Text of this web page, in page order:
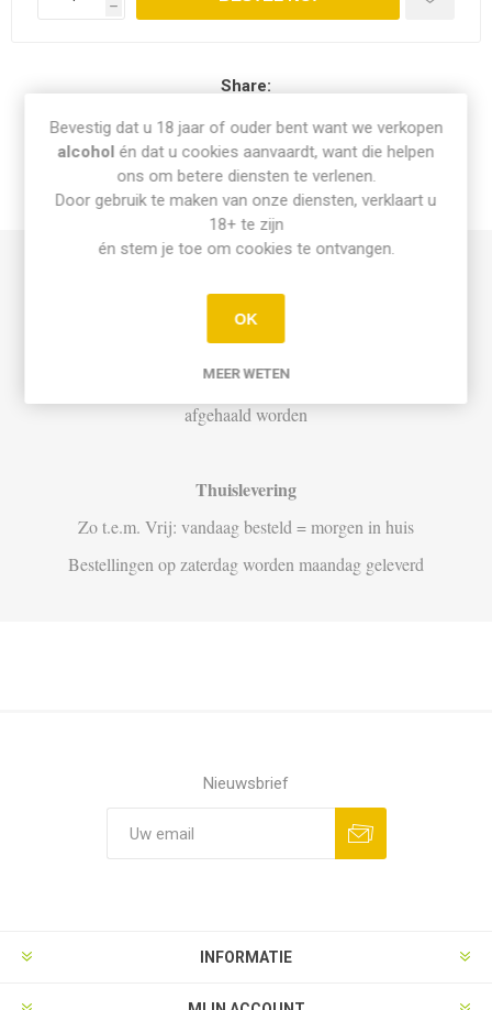
h
Share:
INFO PICK-UP & LEVERING
Di t.e.m. Za: Vandaag besteld vóór 15u = vandaag af te halen
vanaf 16u
afgehaald worden
Thuislevering
Zo t.e.m. Vrij: vandaag besteld = morgen in huis
Bestellingen op zaterdag worden maandag geleverd
Nieuwsbrief
INFORMATIE
Bevestig dat u 18 jaar of ouder bent want we verkopen
alcohol én dat u cookies aanvaardt, want die helpen
ons om betere diensten te verlenen.
Door gebruik te maken van onze diensten, verklaart u
18+ te zijn
én stem je toe om cookies te ontvangen.
OK
MEER WETEN